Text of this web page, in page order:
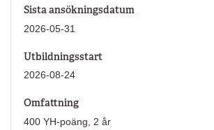
Sista ansökningsdatum
2026-05-31
Utbildningsstart
2026-08-24
Omfattning
400 YH-poäng, 2 år